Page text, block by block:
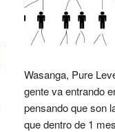
Wasanga, Pure
gente va entrando
pensando que son
que dentro de 1